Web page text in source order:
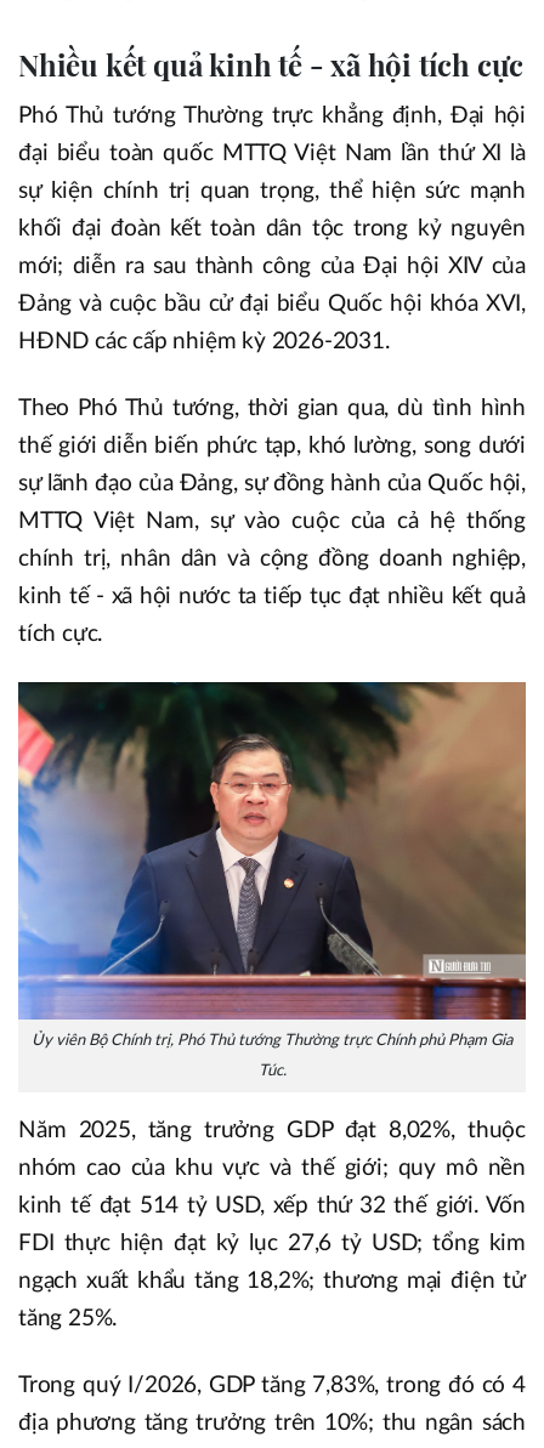
Nhiều kết quả kinh tế - xã hội tích cực
Phó Thủ tướng Thường trực khẳng định, Đại hội
đại biểu toàn quốc MTTQ Việt Nam lần thứ XI là
sự kiện chính trị quan trọng, thể hiện sức mạnh
khối đại đoàn kết toàn dân tộc trong kỷ nguyên
mới; diễn ra sau thành công của Đại hội XIV của
Đảng và cuộc bầu cử đại biểu Quốc hội khóa XVI,
HĐND các cấp nhiệm kỳ 2026-2031.
Theo Phó Thủ tướng, thời gian qua, dù tình hình
thế giới diễn biến phức tạp, khó lường, song dưới
sự lãnh đạo của Đảng, sự đồng hành của Quốc hội,
MTTQ Việt Nam, sự vào cuộc của cả hệ thống
chính trị, nhân dân và cộng đồng doanh nghiệp,
kinh tế - xã hội nước ta tiếp tục đạt nhiều kết quả
tích cực.
Ủy viên Bộ Chính trị, Phó Thủ tướng Thường trực Chính phủ Phạm Gia
Túc.
Năm 2025, tăng trưởng GDP đạt 8,02%, thuộc
nhóm cao của khu vực và thế giới; quy mô nền
kinh tế đạt 514 tỷ USD, xếp thứ 32 thế giới. Vốn
FDI thực hiện đạt kỷ lục 27,6 tỷ USD; tổng kim
ngạch xuất khẩu tăng 18,2%; thương mại điện tử
tăng 25%.
Trong quý I/2026, GDP tăng 7,83%, trong đó có 4
địa phương tăng trưởng trên 10%; thu ngân sách